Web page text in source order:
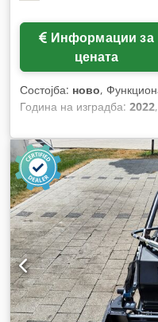
цената
Состојба: ново,
Година на изградба: 2022
,
ширина:820 мм, носење